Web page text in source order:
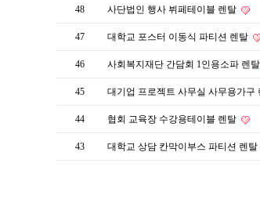
48 사단법인 행사 뷔페테이블 렌탈
47 대학교 포스터 이동식 파티션 렌탈
46 사회복지재단 간담회 1인용소파 렌탈
45 대기업 프로젝트 사무실 사무용가구
44 협회 교육장 수강용테이블 렌탈
43 대학교 상담 칸막이부스 파티션 렌탈